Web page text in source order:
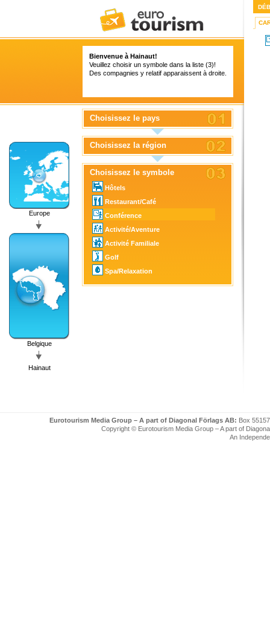
Bienvenue à Hainaut!
Veuillez choisir un symbole dans la liste (3)!
Des compagnies y relatif apparaissent à droite.
Europe
Belgique
Hainaut
Choisissez le pays
Choisissez la région
Choisissez le symbole
Hôtels
Restaurant/Café
Conférence
Activité/Aventure
Activité Familiale
Golf
Spa/Relaxation
Eurotourism Media Group – A part of Diagonal Förlags AB: Box
Copyright © Eurotourism Media Group – A part of
An